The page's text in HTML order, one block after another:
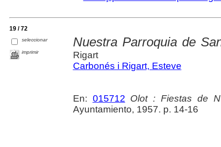
19 / 72
seleccionar
imprimir
Nuestra Parroquia de
Rigart
Carbonés i Rigart, Esteve
En: 015712 Olot : Fiestas de
Ayuntamiento, 1957. p. 14-16